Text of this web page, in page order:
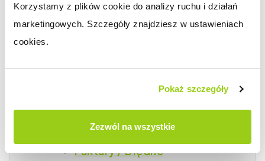
Korzystamy z plików cookie do analizy ruchu i działań
marketingowych. Szczegóły znajdziesz w ustawieniach
cookies.
Pokaż szczegóły
Zezwól na wszystkie
Zamówienia Usunięte
Zamówienia Archiwum
Faktury
Faktury / Błędne